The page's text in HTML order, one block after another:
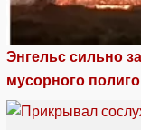
Энгельс сильно
мусорного